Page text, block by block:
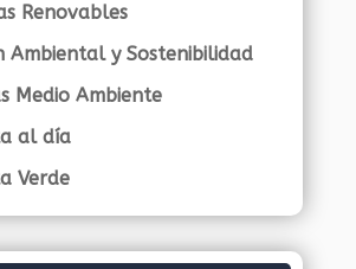
Renovables
Ambiental y Sostenibilidad
Medio Ambiente
al día
Verde